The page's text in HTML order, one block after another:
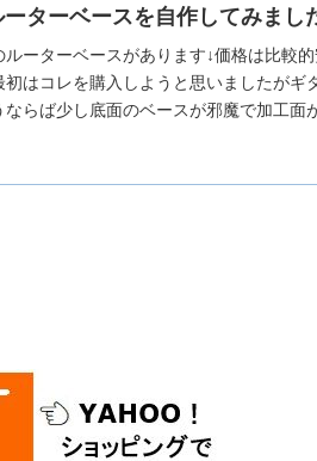
ターベースを自作してみまし
ーターベースがあります↓価格は比較
はコレを購入しようと思いましたがギ
らば少し底面のベースが邪魔で加工面